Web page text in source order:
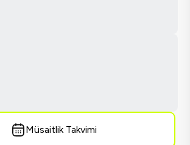
Müsaitlik Takvimi